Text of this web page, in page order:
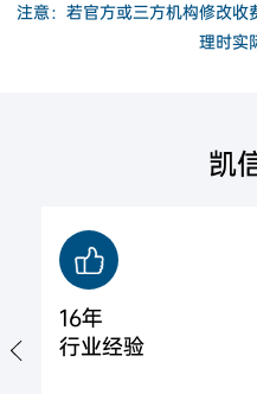
注意：若官方或三方机构修改
理时实
凯
16年
行业经验